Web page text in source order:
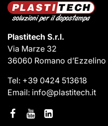
Plastitech S.r.l.
Via Marze 32
36060 Romano d’Ezzelino
Tel: +39 0424 513618
Email: info@plastitech.it